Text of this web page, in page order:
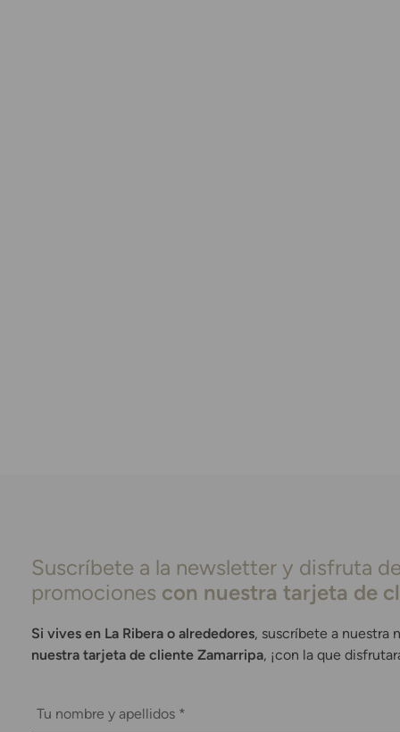
Suscríbete a la newsletter y disfruta
promociones con nuestra tarjeta de
Si vives en La Ribera o alrededores, suscríbete a nuestra
nuestra tarjeta de cliente Zamarripa, ¡con la que